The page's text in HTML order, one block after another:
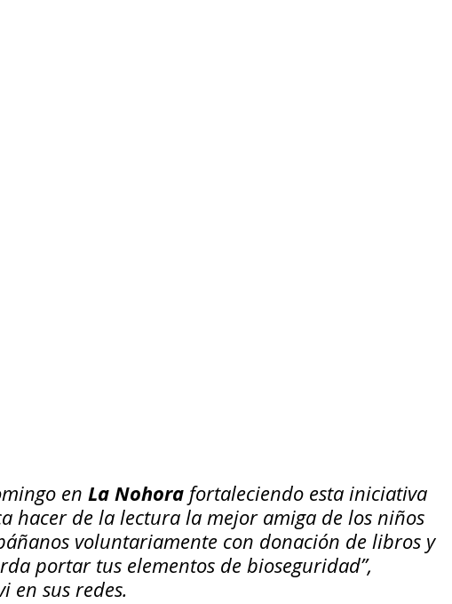
en La Nohora fortaleciendo esta iniciativa
hacer de la lectura la mejor amiga de los niños
voluntariamente con donación de libros y
portar tus elementos de bioseguridad”,
en sus redes.